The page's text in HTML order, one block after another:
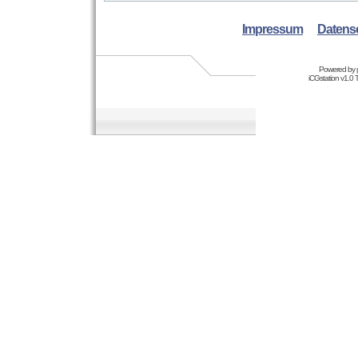
Impressum
Powered by
iCGstation v1.0